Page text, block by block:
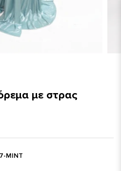
με στρας
MINT